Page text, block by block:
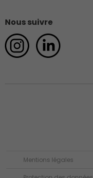
Nous suivre
Mentions légales